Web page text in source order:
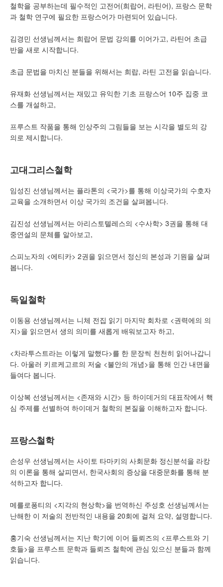
철학을 공부하는데 필수적인 고전어(희랍어, 라틴어), 프랑스 문학
과 철학 연구에 필요한 프랑스어가 마련되어 있습니다.
김경민 선생님께서는 희랍어 문법 강의를 이어가고, 라틴어 초급
반을 새로 시작합니다.
초급 문법을 마치신 분들을 위해서는 희랍, 라틴 고전을 읽습니다.
유재화 선생님께서는 재밌고 유익한 기초 프랑스어 10주 집중 코
스를 개설하고,
프루스트 작품을 통해 인상주의 그림들을 보는 시각을 별도의 강
의로 제시합니다.
고대그리스철학
임성진 선생님께서는 플라톤의 <국가>를 통해 이상국가의 수호자
교육을 소개하면서 이상 국가의 조건을 살펴봅니다.
김진성 선생님께서는 아리스토텔레스의 <수사학> 3권을 통해 대
중연설의 문체를 알아보고,
스피노자의 <에티카> 2권을 읽으면서 정신의 본성과 기원을 살펴
봅니다.
독일철학
이동용 선생님께서는 니체 전집 읽기 마지막 회차로 <권력에의 의
지>을 읽으면서 생의 의미를 새롭게 배워보고자 하고,
<차라투스트라는 이렇게 말했다>를 한 문장씩 천천히 읽어나갑니
다. 아울러 키르케고르의 저술 <불안의 개념>을 통해 인간 내면을
들여다 봅니다.
이상복 선생님께서는 <존재와 시간> 등 하이데거의 대표작에서 핵
심 주제를 선별하여 하이데거 철학의 본질을 이해하고자 합니다.
프랑스철학
손성우 선생님께서는 사이토 타마키의 사회문화 정신분석을 라캉
의 이론을 통해 살피면서, 한국사회의 증상을 대중문화를 통해 분
석하고자 합니다.
메를로퐁티의 <지각의 현상학>을 번역하신 주성호 선생님께서는
난해한 이 저술의 전반적인 내용을 20회에 걸쳐 요약, 설명합니다.
홍기숙 선생님께서는 지난 학기에 이어 들뢰즈의 <프루스트와 기
호들>을 프루스트 문학과 들뢰즈 철학에 관심 있으신 분들과 함께
읽습니다.